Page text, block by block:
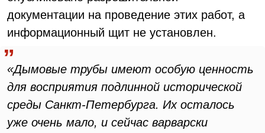
документации на проведение этих работ, а
информационный щит не установлен.
«Дымовые трубы имеют особую ценность
для восприятия подлинной исторической
среды Санкт-Петербурга. Их осталось
уже очень мало, и сейчас варварски